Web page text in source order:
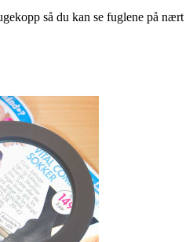
så du kan se fuglene på nært